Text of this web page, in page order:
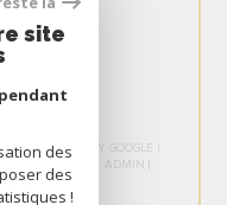
POWERED BY GOOGLE |
ADMIN
COOKIES
site
des
des
!